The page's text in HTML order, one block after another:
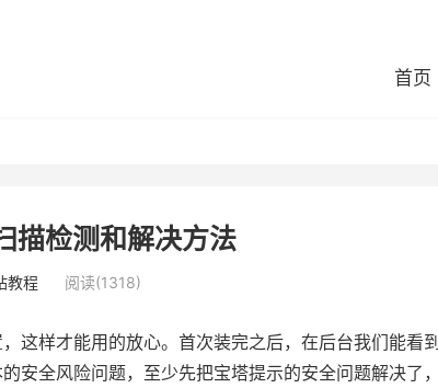
首页
描检测和解决方法
教程 阅读(1318)
这样才能用的放心。首次装完之后，在后台我们能看到
安全风险问题，至少先把宝塔提示的安全问题解决了，